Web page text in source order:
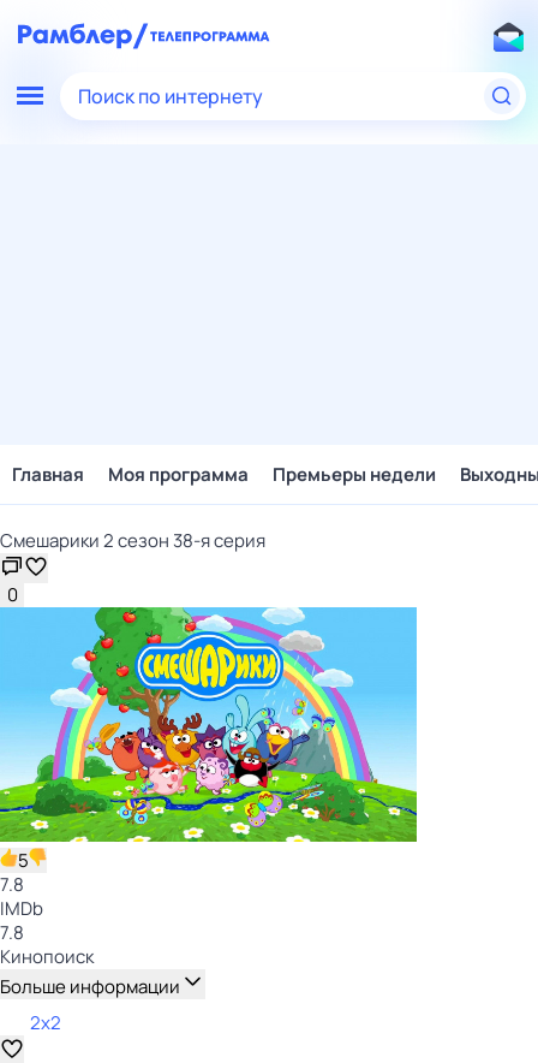
Поиск по интернету
Главная Моя программа Премьеры недели
Смешарики 2 сезон 38-я серия
0
5
7.8
IMDb
7.8
Кинопоиск
Больше информации
2x2